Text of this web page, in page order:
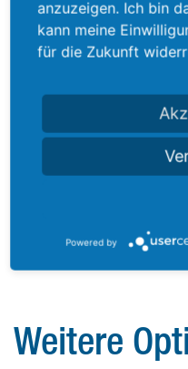
Tiefen- und Seitenanschläge für
Weitere
anzuzeigen. Ich bin
kann meine
für die Zukunft
Powered by